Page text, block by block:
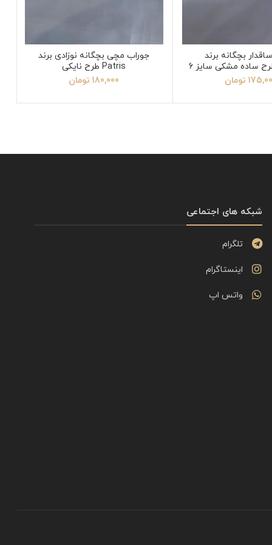
بچگانه برند
تومان
جوراب مچی بچگانه نوزادی برند
Patris طرح نایکی
180,000 تومان
شبکه های اجتماعی
تلگرام
اینستاگرام
واتس اپ